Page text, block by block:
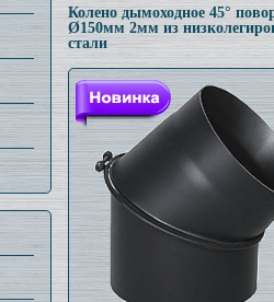
Колено дымоходное 45°
Ø150мм 2мм из
стали